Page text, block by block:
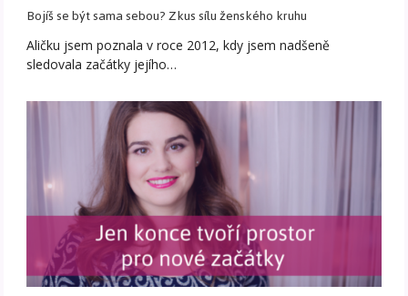
Bojíš se být sama sebou? Zkus sílu ženského kruhu
Aličku jsem poznala v roce 2012, kdy jsem nadšeně
sledovala začátky jejího…